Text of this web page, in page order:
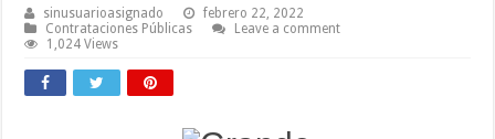
sinusuarioasignado
febrero 22, 2022
Contrataciones Públicas
Leave a comment
1,024 Views